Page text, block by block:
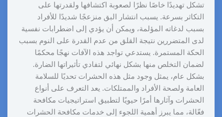
تشكل تهديدًا خاصًا نظرًا لصعوبة اكتشافها ولقدرتها على
التكاثر بسرعة. يسبب انتشار البق منزعجًا شديدًا للأفراد
بسبب لدغاته المؤلمة، ويمكن أن يؤدي إلى اضطرابات نفسية
لدى المتضررين نتيجة القلق من عدم القدرة على النوم بسبب
الحكة المستمرة. يستدعي تواجد هذه الآفات نهجًا محكمًا
لضمان التخلص منها بشكل نهائي لتفادي تأثيراتها الضارة.
بشكل عام، يمثل وجود مثل هذه الحشرات تحديًا للسلامة
العامة ولصحة الأفراد والممتلكات. يعد التعرف على أنواع
الحشرات وآثارها أمرًا حيويًا لتطبيق استراتيجيات مكافحة
فعّالة، مما يبرز أهمية اللجوء إلى خدمات مكافحة الحشرات